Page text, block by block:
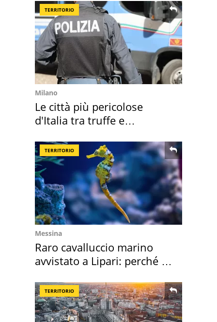
TERRITORIO
Milano
Le città più pericolose
d'Italia tra truffe e
TERRITORIO
Messina
Raro cavalluccio marino
avvistato a Lipari: perché è
TERRITORIO